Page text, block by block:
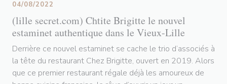
(lille secret.com) Chtite Brigitte le nouvel
estaminet authentique dans le Vieux-Lille
04/08/2022
Derrière ce nouvel estaminet se cache le trio d’associés à
la tête du restaurant Chez Brigitte, ouvert en 2019. Alors
que ce premier restaurant régale déjà les amoureux de